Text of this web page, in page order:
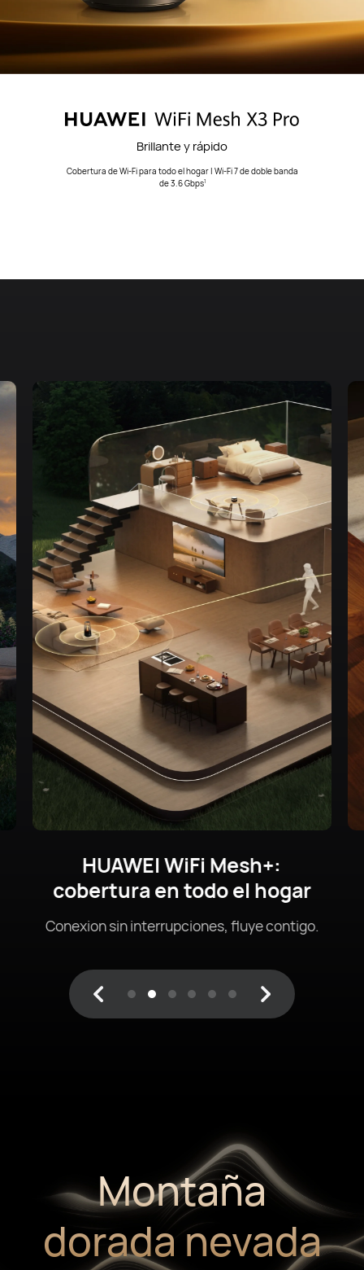
Brillante y rápido
Cobertura de Wi-Fi para todo el hogar | Wi-Fi 7 de doble banda
de 3.6 Gbps1
Cobertura de Wi-Fi para todo
el hogar1
Más rápido, mejor, y con más cobertura.
Montaña
dorada nevada